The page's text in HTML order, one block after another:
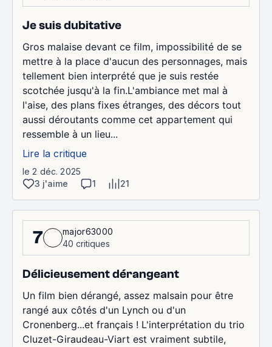
Je suis dubitative
Gros malaise devant ce film, impossibilité de se
mettre à la place d'aucun des personnages, mais
tellement bien interprété que je suis restée
scotchée jusqu'à la fin.L'ambiance met mal à
l'aise, des plans fixes étranges, des décors tout
aussi déroutants comme cet appartement qui
ressemble à un lieu...
Lire la critique
le 2 déc. 2025
3 j'aime
1 21
7
major63000
40 critiques
Délicieusement dérangeant
Un film bien dérangé, assez malsain pour être
rangé aux côtés d'un Lynch ou d'un
Cronenberg...et français ! L'interprétation du trio
Cluzet-Giraudeau-Viart est vraiment subtile,